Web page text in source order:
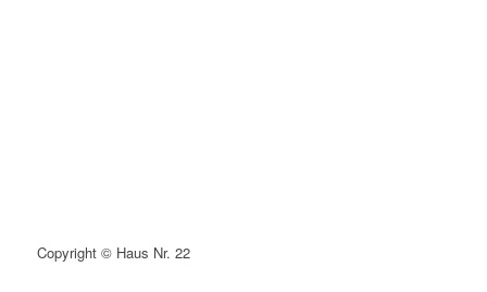
Copyright © Haus Nr. 22